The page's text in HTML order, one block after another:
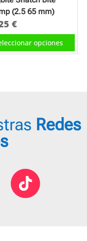
la
página
de
producto
(2.5 65 mm)
€
opciones
Este
producto
se
la
página
de
Redes